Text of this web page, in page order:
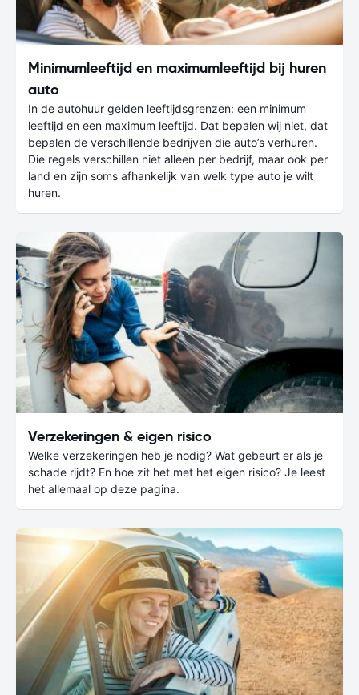
Minimumleeftijd en maximumleeftijd bij huren
auto
In de autohuur gelden leeftijdsgrenzen: een minimum
leeftijd en een maximum leeftijd. Dat bepalen wij niet, dat
bepalen de verschillende bedrijven die auto’s verhuren.
Die regels verschillen niet alleen per bedrijf, maar ook per
land en zijn soms afhankelijk van welk type auto je wilt
huren.
Verzekeringen & eigen risico
Welke verzekeringen heb je nodig? Wat gebeurt er als je
schade rijdt? En hoe zit het met het eigen risico? Je leest
het allemaal op deze pagina.